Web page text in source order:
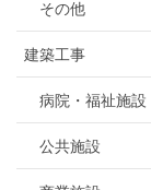
その他
建築工事
病院・福祉施設
公共施設